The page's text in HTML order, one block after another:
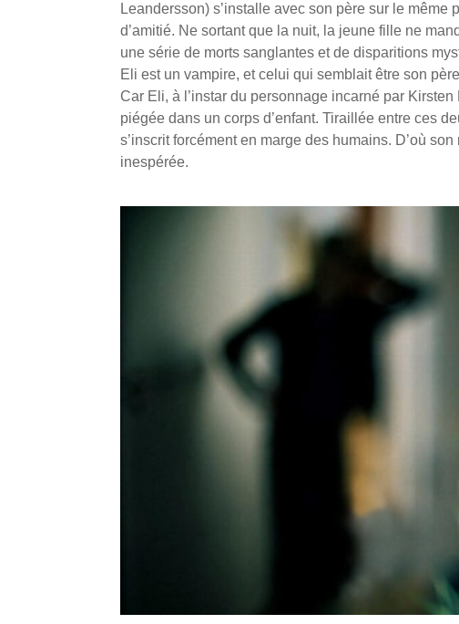
Leandersson) s’installe avec son père sur le
d’amitié. Ne sortant que la nuit, la jeune fille ne
une série de morts sanglantes et de disparitions
Eli est un vampire, et celui qui semblait être son
Car Eli, à l’instar du personnage incarné par Kirsten
piégée dans un corps d’enfant. Tiraillée entre ces
s’inscrit forcément en marge des humains. D’où
inespérée.